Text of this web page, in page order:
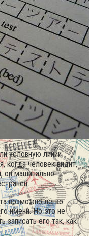
условную линии
когда человек видит,
он машинально
возможно легко
имени. Но это не
записать его так, как